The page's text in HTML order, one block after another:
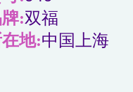
:双福
地:中国上海